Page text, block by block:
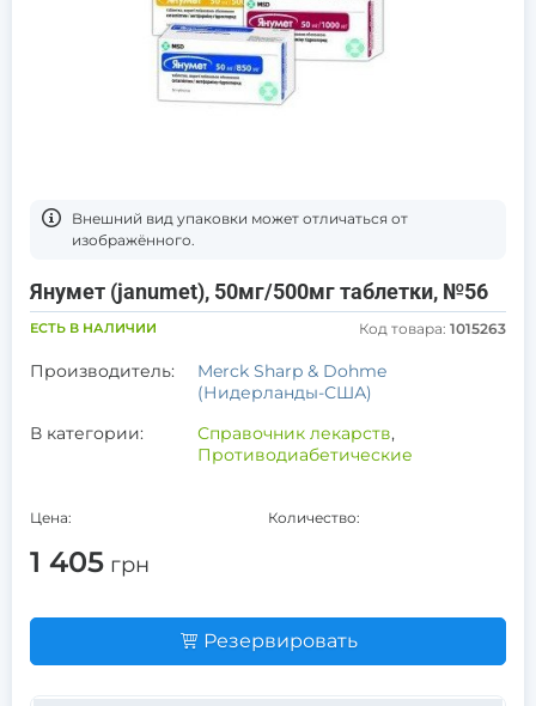
Bнешний вид упаковки может отличаться от
изображённого.
Янумет (janumet), 50мг/500мг таблетки, №56
ЕСТЬ В НАЛИЧИИ Код товара: 1015263
Производитель:
Merck Sharp & Dohme
(Нидерланды-США)
В категории:
Справочник лекарств,
Противодиабетические
Цена:
1 405 грн
Количество:
Резервировать